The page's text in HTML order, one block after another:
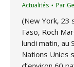
Actualités Par
(New York, 23
Faso, Roch
lundi matin, au
Nations Unies